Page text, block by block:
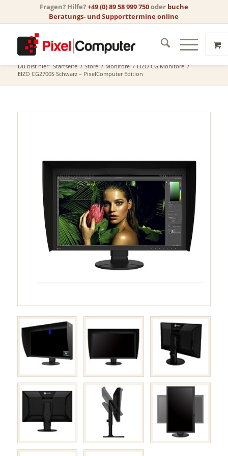
Fragen? Hilfe?+49 (0) 89 58 999 750oder buche
Beratungs- und Supporttermine online
Store
Du bist hier: Startseite / Store / Monitore / EIZO CG Monitore /
EIZO CG2700S Schwarz – PixelComputer Edition